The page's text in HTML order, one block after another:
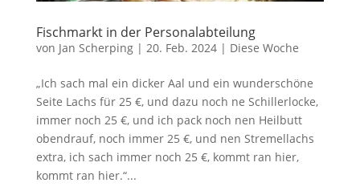
Fischmarkt in der Personalabteilung
von Jan Scherping| 20. Feb. 2024| Diese Woche
„Ich sach mal ein dicker Aal und ein wunderschöne
Seite Lachs für 25 €, und dazu noch ne Schillerlocke,
immer noch 25 €, und ich pack noch nen Heilbutt
obendrauf, noch immer 25 €, und nen Stremellachs
extra, ich sach immer noch 25 €, kommt ran hier,
kommt ran hier.“...